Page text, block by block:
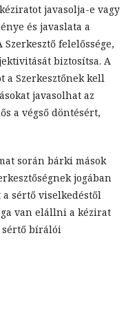
javasolja-e vagy
és javaslata a
felelőssége,
biztosítsa. A
Szerkesztőnek kell
javasolhat az
a végső döntésért,
során bárki mások
jogában
sértő viselkedéstől
van elállni a kézirat
sértő bírálói